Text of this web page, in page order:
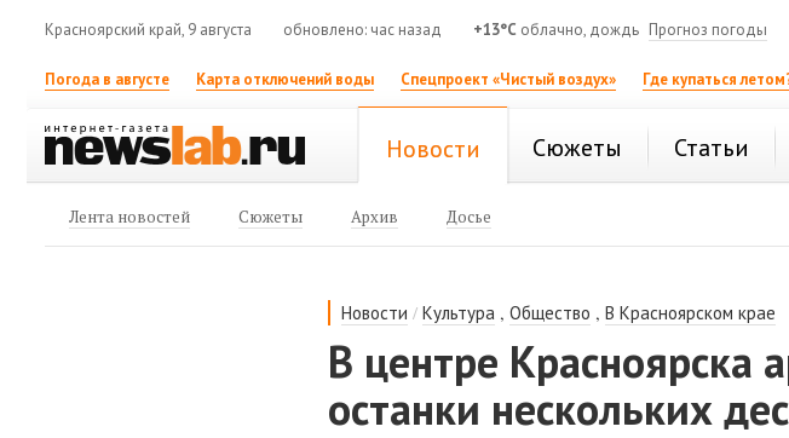
Красноярский край, 9 августа обновлено: час назад +13°C облачно, дождь Прогноз погоды
Погода в августе Карта отключений воды Спецпроект «Чистый воздух» Где купаться
Новости Сюжеты Статьи
Лента новостей Сюжеты Архив Досье
Новости /Культура ,Общество ,В Красноярском крае
В центре Красноярска
останки нескольких